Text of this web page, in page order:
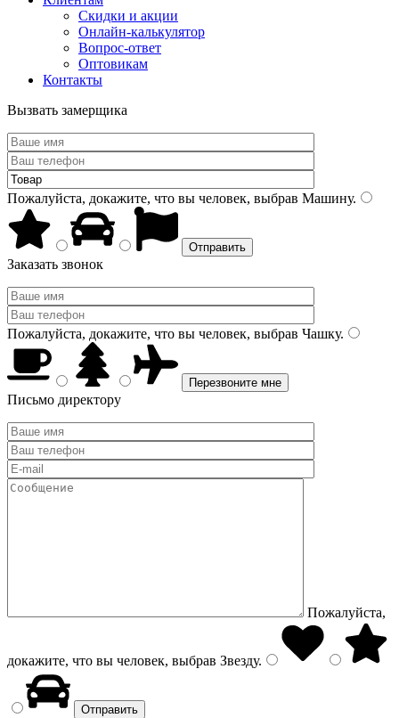
Скидки и акции
Онлайн-калькулятор
Вопрос-ответ
Оптовикам
Контакты
Вызвать замерщика
Пожалуйста, докажите, что вы человек, выбрав Машину.
Заказать звонок
Пожалуйста, докажите, что вы человек, выбрав Чашку.
Письмо директору
Пожалуйста,
докажите, что вы человек, выбрав Звезду.